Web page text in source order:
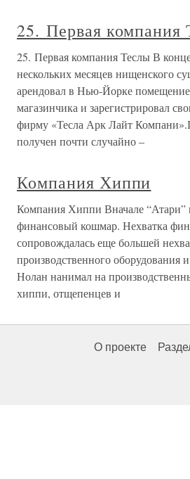
25. Первая компания
25. Первая компания Теслы В
нескольких месяцев нищенского
арендовал в Нью-Йорке
магазинчика и зарегистрировал
фирму «Тесла Арк Лайт
получен почти случайно –
Компания Хиппи
Компания Хиппи Вначале “Атари”
финансовый кошмар. Нехватка
сопровождалась еще большей
производственного оборудования
Нолан нанимал на
хиппи, отщепенцев и
О проекте